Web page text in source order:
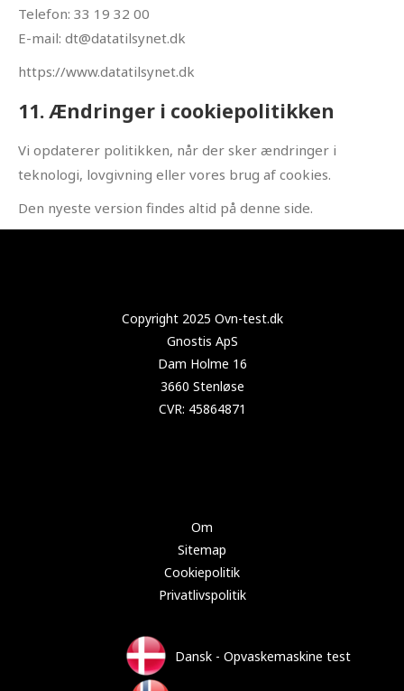
Telefon: 33 19 32 00
E-mail: dt@datatilsynet.dk
https://www.datatilsynet.dk
11. Ændringer i cookiepolitikken
Vi opdaterer politikken, når der sker ændringer i
teknologi, lovgivning eller vores brug af cookies.
Den nyeste version findes altid på denne side.
Om
Sitemap
Cookiepolitik
Privatlivspolitik
Dansk - Opvaskemaskine test